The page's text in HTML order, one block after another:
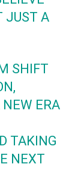
JUST A
SHIFT
NEW ERA
TAKING
NEXT